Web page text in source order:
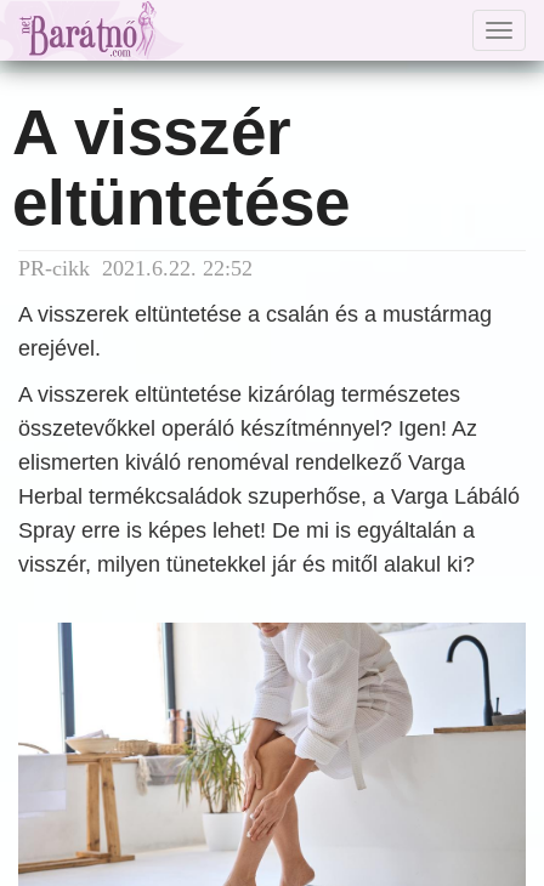
A visszér
eltüntetése
PR-cikk 2021.6.22. 22:52
A visszerek eltüntetése a csalán és a mustármag
erejével.
A visszerek eltüntetése kizárólag természetes
összetevőkkel operáló készítménnyel? Igen! Az
elismerten kiváló renoméval rendelkező Varga
Herbal termékcsaládok szuperhőse, a Varga Lábáló
Spray erre is képes lehet! De mi is egyáltalán a
visszér, milyen tünetekkel jár és mitől alakul ki?